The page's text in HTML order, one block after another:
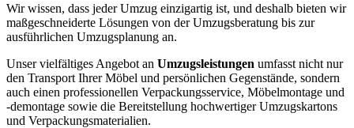
Wir wissen, dass jeder Umzug einzigartig ist, und deshalb bieten wir
maßgeschneiderte Lösungen von der Umzugsberatung bis zur
ausführlichen Umzugsplanung an.
Unser vielfältiges Angebot an Umzugsleistungen umfasst nicht nur
den Transport Ihrer Möbel und persönlichen Gegenstände, sondern
auch einen professionellen Verpackungsservice, Möbelmontage und
-demontage sowie die Bereitstellung hochwertiger Umzugskartons
und Verpackungsmaterialien.